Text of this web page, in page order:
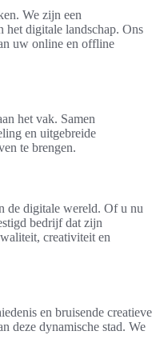
We zijn een
het digitale landschap. Ons
uw online en offline
het vak. Samen
en uitgebreide
te brengen.
de digitale wereld. Of u nu
bedrijf dat zijn
creativiteit en
en bruisende creatieve
deze dynamische stad. We